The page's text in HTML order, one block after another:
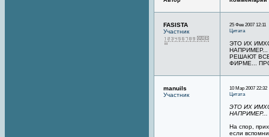
FASISTA
Участник
25 Фев 2007 12:11
Цитата
ЭТО ИХ
РЕШАЮТ
ФИРМЕ...
manuils
Участник
10 Мар 2007 22:32
Цитата
ЭТО ИХ
НАПРИМЕР...
На спор,
если